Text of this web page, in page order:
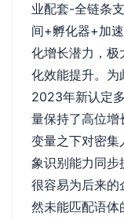
业配套-全链条
间+孵化器+加
化增长潜力，极
化效能提升。
2023年新认定
量保持了高位增
变量之下对密集
象识别能力同步
很容易为后来的
然未能匹配语体